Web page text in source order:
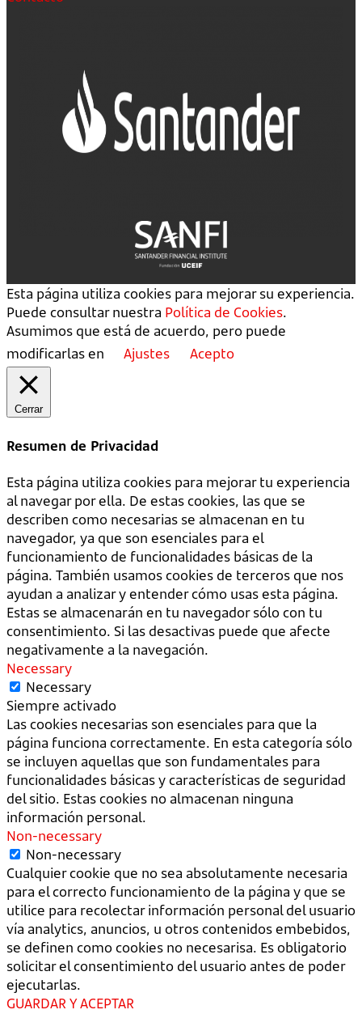
Esta página utiliza cookies para mejorar su experiencia.
Puede consultar nuestra Política de Cookies.
Asumimos que está de acuerdo, pero puede
modificarlas en
Ajustes Acepto
Cerrar
Resumen de Privacidad
Esta página utiliza cookies para mejorar tu experiencia
al navegar por ella. De estas cookies, las que se
describen como necesarias se almacenan en tu
navegador, ya que son esenciales para el
funcionamiento de funcionalidades básicas de la
página. También usamos cookies de terceros que nos
ayudan a analizar y entender cómo usas esta página.
Estas se almacenarán en tu navegador sólo con tu
consentimiento. Si las desactivas puede que afecte
negativamente a la navegación.
Necessary
Necessary
Siempre activado
Las cookies necesarias son esenciales para que la
página funciona correctamente. En esta categoría sólo
se incluyen aquellas que son fundamentales para
funcionalidades básicas y características de seguridad
del sitio. Estas cookies no almacenan ninguna
información personal.
Non-necessary
Non-necessary
Cualquier cookie que no sea absolutamente necesaria
para el correcto funcionamiento de la página y que se
utilice para recolectar información personal del usuario
vía analytics, anuncios, u otros contenidos embebidos,
se definen como cookies no necesarisa. Es obligatorio
solicitar el consentimiento del usuario antes de poder
ejecutarlas.
GUARDAR Y ACEPTAR